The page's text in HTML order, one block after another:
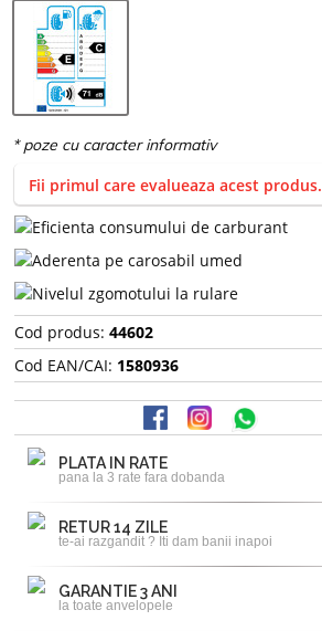
Fii primul care evalueaza acest produs.
Cod produs: 44602
Cod EAN/CAI: 1580936
PLATA IN RATE
pana la 3 rate fara dobanda
RETUR 14 ZILE
te-ai razgandit ? Iti dam banii inapoi
GARANTIE 3 ANI
la toate anvelopele